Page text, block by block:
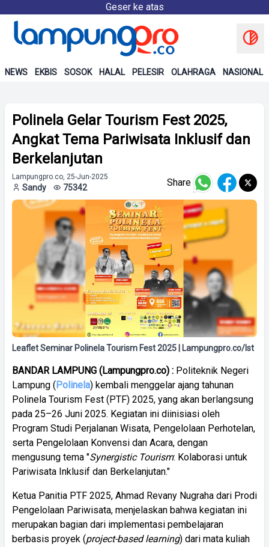
Geser ke atas
NEWS EKBIS SOSOK HALAL PELESIR OLAHRAGA NASIONAL
Polinela Gelar Tourism Fest 2025,
Angkat Tema Pariwisata Inklusif dan
Berkelanjutan
Lampungpro.co, 25-Jun-2025
Sandy 75342 Share
Leaflet Seminar Polinela Tourism Fest 2025 | Lampungpro.co/Ist
BANDAR LAMPUNG (Lampungpro.co) : Politeknik Negeri
Lampung ( Polinela) kembali menggelar ajang tahunan
Polinela Tourism Fest (PTF) 2025, yang akan berlangsung
pada 25–26 Juni 2025. Kegiatan ini diinisiasi oleh
Program Studi Perjalanan Wisata, Pengelolaan Perhotelan,
serta Pengelolaan Konvensi dan Acara, dengan
mengusung tema "Synergistic Tourism: Kolaborasi untuk
Pariwisata Inklusif dan Berkelanjutan."
Ketua Panitia PTF 2025, Ahmad Revany Nugraha dari Prodi
Pengelolaan Pariwisata, menjelaskan bahwa kegiatan ini
merupakan bagian dari implementasi pembelajaran
berbasis proyek (project-based learning) dari mata kuliah